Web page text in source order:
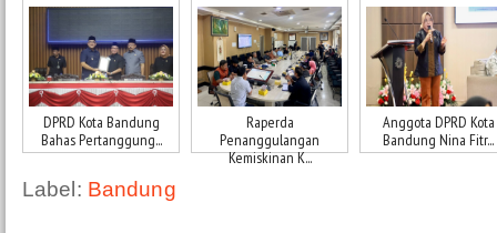
DPRD Kota Bandung
Bahas Pertanggung...
Raperda
Penanggulangan
Kemiskinan K...
Anggota DPRD Kota
Bandung Nina Fitr...
Label: Bandung